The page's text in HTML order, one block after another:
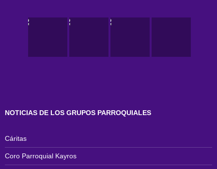
NOTICIAS DE LOS GRUPOS PARROQUIALES
Cáritas
Coro Parroquial Kayros